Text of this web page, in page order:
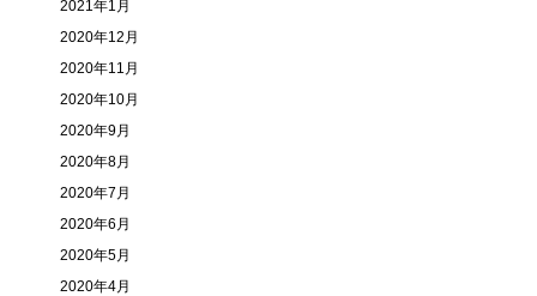
2021年1月
2020年12月
2020年11月
2020年10月
2020年9月
2020年8月
2020年7月
2020年6月
2020年5月
2020年4月